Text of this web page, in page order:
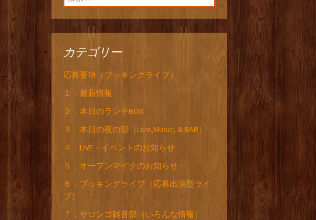
カテゴリー
応募要項（ブッキングライブ）
１．最新情報
２．本日のランチBOX
３．本日の夜の部（Live,Music, & BAR）
４．LIVE・イベントのお知らせ
５．オープンマイクのお知らせ
６．ブッキングライブ（応募出演型ライ
ブ）
７．サロンゴ雑音部（いろんな情報）